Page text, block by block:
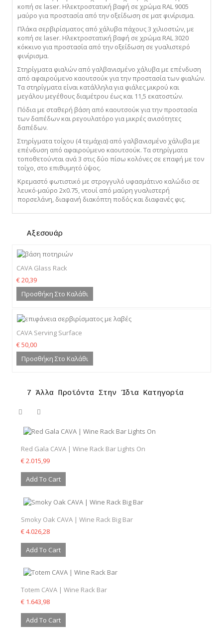
κοπή σε laser. Ηλεκτροστατική βαφή σε χρώμα RAL 9005
μαύρο για προστασία από την οξείδωση σε ματ φινίρισμα.
Πλάκα σερβιρίσματος από χάλυβα πάχους 3 χιλιοστών, με
κοπή σε laser. Ηλεκτροστατική βαφή σε χρώμα RAL 3020
κόκκινο για προστασία από την οξείδωση σε γυαλιστερό
φινίρισμα.
Στηρίγματα φιαλών από γαλβανισμένο χάλυβα με επένδυση
από αφαιρούμενο καουτσούκ για την προστασία των φιαλών.
Τα στηρίγματα είναι κατάλληλα για φιάλες μικρού και
μεγάλου μεγέθους διαμέτρου έως και 11 5 εκατοστών.
Πόδια με σταθερή βάση από καουτσούκ για την προστασία
των δαπέδων και ρεγουλατόρο για μικρές ανισότητες
δαπέδων.
Στηρίγματα τοίχου (4 τεμάχια) από γαλβανισμένο χάλυβα με
επένδυση από αφαιρούμενο καουτσούκ. Τα στηρίγματα
τοποθετούνται ανά 3 στις δύο πίσω κολόνες σε επαφή με τον
τοίχο, στο επιθυμητό ύψος.
Κρεμαστό φωτιστικό με στρογγυλό υφασμάτινο καλώδιο σε
λευκό-μαύρο 2x0.75, ντουί από μαύρη γυαλιστερή
πορσελάνη, διαφανή διακόπτη ποδός και διαφανές φις.
Αξεσουάρ
CAVA Glass Rack
€ 20,39
Προσθήκη Στο Καλάθι
CAVA Serving Surface
€ 50,00
Προσθήκη Στο Καλάθι
7 Άλλα Προϊόντα Στην Ίδια Κατηγορία
Red Gala CAVA | Wine Rack Bar Lights On
€ 2.015,99
Add To Cart
Smoky Oak CAVA | Wine Rack Big Bar
€ 4.026,28
Add To Cart
Totem CAVA | Wine Rack Bar
€ 1.643,98
Add To Cart